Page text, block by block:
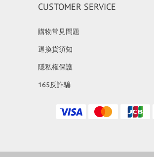
CUSTOMER SERVICE
購物常見問題
退換貨須知
隱私權保護
165反詐騙